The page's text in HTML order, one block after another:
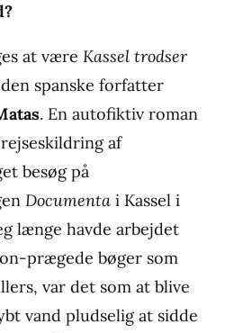
at være Kassel trodser
spanske forfatter
. En autofiktiv roman
af
besøg på
Documentai Kassel i
længe havde arbejdet
prægede bøger som
var det som at blive
vand pludselig at sidde